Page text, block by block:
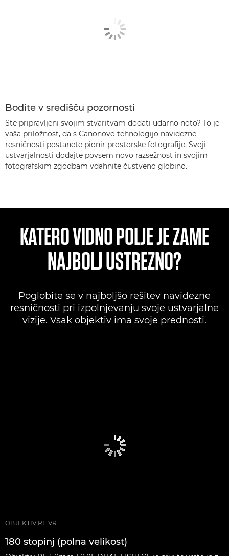
Bodite v središču pozornosti
Ste pripravljeni svojim stvaritvam dodati udarno noto? To je
vaša priložnost, da s Canonovo tehnologijo navidezne
resničnosti postanete pionir prostorske fotografije. Svoji
ustvarjalnosti dodajte povsem novo razsežnost in svojim
fotografskim zgodbam vdahnite čustveno globino.
KATERO VIDNO POLJE JE ZAME
NAJBOLJ USTREZNO?
Poglobite se v najboljšo rešitev navidezne
resničnosti pri izpolnjevanju svoje ustvarjalne
vizije. Vsak objektiv ima svoje prednosti.
OBJEKTIV RF VR
180 stopinj (polna velikost)